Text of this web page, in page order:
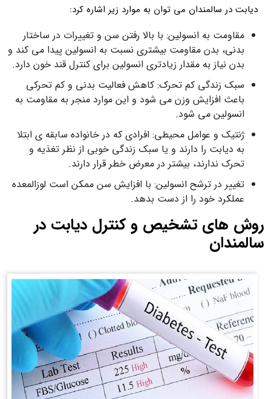
دیابت در سالمندان می توان به موارد زیر اشاره کرد:
مقاومت به انسولین: با بالا رفتن سن و تغییرات در ساختار
بدنی، بدن مقاومت بیشتری نسبت به انسولین پیدا می کند و
بدن نیاز به مقدار زیادتری انسولین برای کنترل قند خون دارد.
سبک زندگی کم تحرک: کاهش فعالیت بدنی و کم تحرکی
باعث افزایش وزن می شود و این موارد منجر به مقاومت به
انسولین می شود.
ژنتیک و عوامل محیطی: افرادی که در خانواده سابقه ی ابتلا
به دیابت را دارند و یا سبک زندگی خوبی از نظر تغذیه و
تحرک ندارند، بیشتر در معرض خطر قرار دارند.
تغییر در ترشح انسولین: با افزایش سن ممکن است لوزالمعده
عملکرد خود را از دست بدهد.
روش های تشخیص و کنترل دیابت در
سالمندان